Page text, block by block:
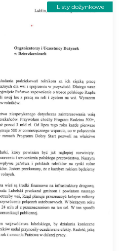
Listy dożynkowe